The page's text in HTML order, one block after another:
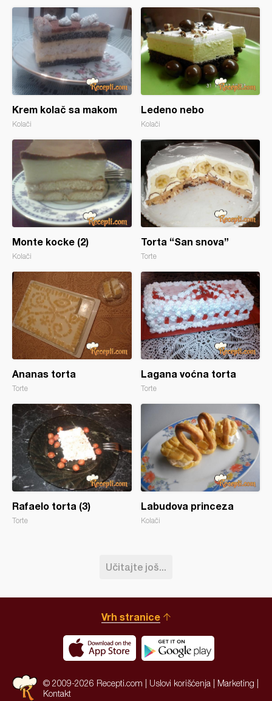
Krem kolač sa makom
Kolači
Ledeno nebo
Kolači
Monte kocke (2)
Kolači
Torta “San snova”
Torte
Ananas torta
Torte
Lagana voćna torta
Torte
Rafaelo torta (3)
Torte
Labudova princeza
Kolači
Učitajte još...
Vrh stranice
© 2009-2026 Recepti.com | Uslovi korišćenja Marketing
Kontakt